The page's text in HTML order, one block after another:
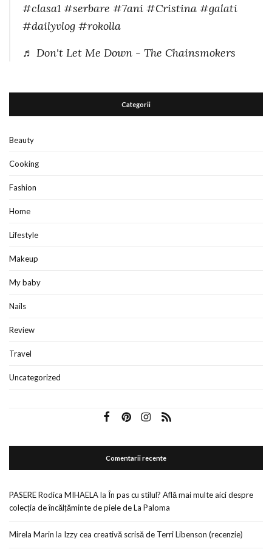
#clasa1 #serbare #7ani #Cristina #galati
#dailyvlog #rokolla
♬ Don't Let Me Down - The Chainsmokers
Categorii
Beauty
Cooking
Fashion
Home
Lifestyle
Makeup
My baby
Nails
Review
Travel
Uncategorized
Comentarii recente
PASERE Rodica MIHAELAla În pas cu stilul? Află mai multe aici despre
colecția de încălțăminte de piele de La Paloma
Mirela Marin la Izzy cea creativă scrisă de Terri Libenson (recenzie)